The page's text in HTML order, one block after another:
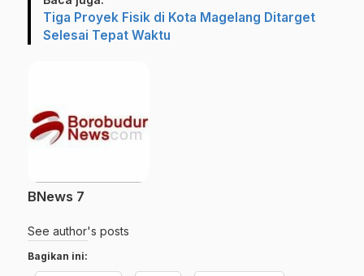
Tiga Proyek Fisik di Kota Magelang Ditarget
Selesai Tepat Waktu
BNews 7
See author's posts
Bagikan ini: